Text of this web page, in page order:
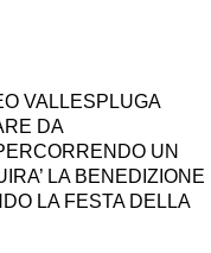
VALLESPLUGA
DA
UN
LA BENEDIZIONE
LA FESTA DELLA